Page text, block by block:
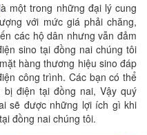
là một trong những đại lý cung
với mức giá phải chăng,
các hộ dân nhưng vẫn đảm
sino tại đồng nai chúng tôi
hàng thương hiệu sino đáp
công trình. Các bạn có thể
điện tại đồng nai, Vậy quý
sẽ được những lợi ích gì khi
đồng nai chúng tôi.